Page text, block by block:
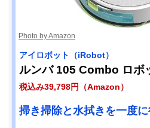
Photo by Amazon
アイロボット（iRobot）
ルンバ 105 Combo ロボ
税込み39,798円（Amazon）
掃き掃除と水拭きを一度